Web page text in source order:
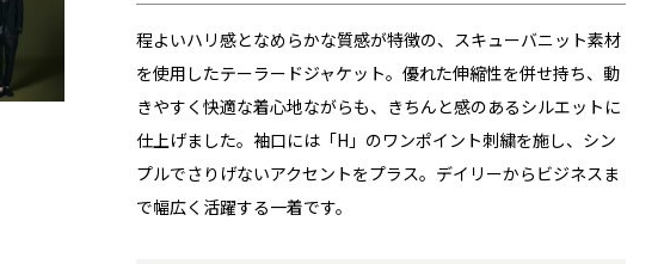
程よいハリ感となめらかな質感が特徴の、スキューバニット素材
を使用したテーラードジャケット。優れた伸縮性を併せ持ち、動
きやすく快適な着心地ながらも、きちんと感のあるシルエットに
仕上げました。袖口には「H」のワンポイント刺繍を施し、シン
プルでさりげないアクセントをプラス。デイリーからビジネスま
で幅広く活躍する一着です。